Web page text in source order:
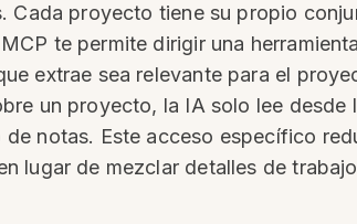
Cada proyecto tiene su propio
te permite dirigir una
extrae sea relevante para el
un proyecto, la IA solo lee
de notas. Este acceso específico
lugar de mezclar detalles de